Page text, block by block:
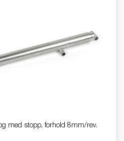
med stopp, forhold 8mm/rev.